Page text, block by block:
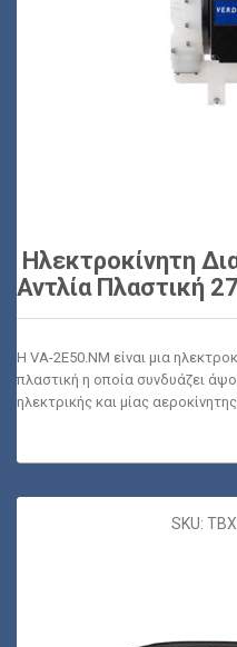
Ηλεκτροκίνητη
Αντλία Πλαστική
Η VA-2E50.NM είναι μια
πλαστική η οποία συνδυάζει
ηλεκτρικής και μίας
SKU: